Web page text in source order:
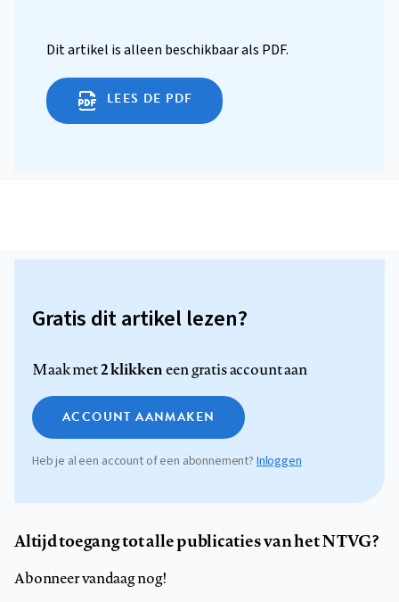
Dit artikel is alleen beschikbaar als PDF.
LEES DE PDF
Gratis dit artikel lezen?
Maak met2 klikkeneen gratis account aan
ACCOUNT AANMAKEN
Heb je al een account of een abonnement? Inloggen
Altijd toegang tot alle publicaties van het NTVG?
Abonneer vandaag nog!